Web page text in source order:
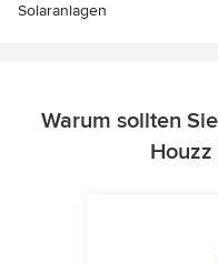
Solaranlagen
Warum sollten